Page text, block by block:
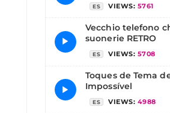
ES VIEWS: 5761
▶
Vecchio telefono
suonerie RETRO
ES VIEWS: 5708
▶
Toques de Tema
Impossível
ES VIEWS: 4988